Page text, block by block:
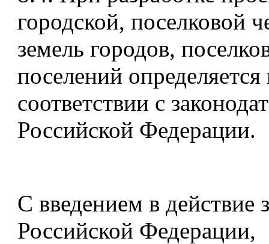
городской, поселковой
земель городов,
поселений определяется
соответствии с
Российской Федерации.
С введением в действие
Российской Федерации,